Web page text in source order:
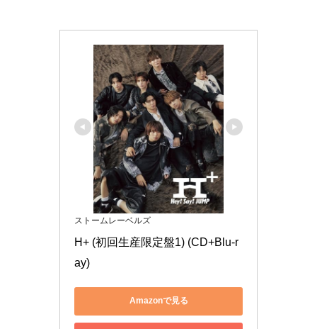
ストームレーベルズ
H+ (初回生産限定盤1) (CD+Blu-r
ay)
Amazonで見る